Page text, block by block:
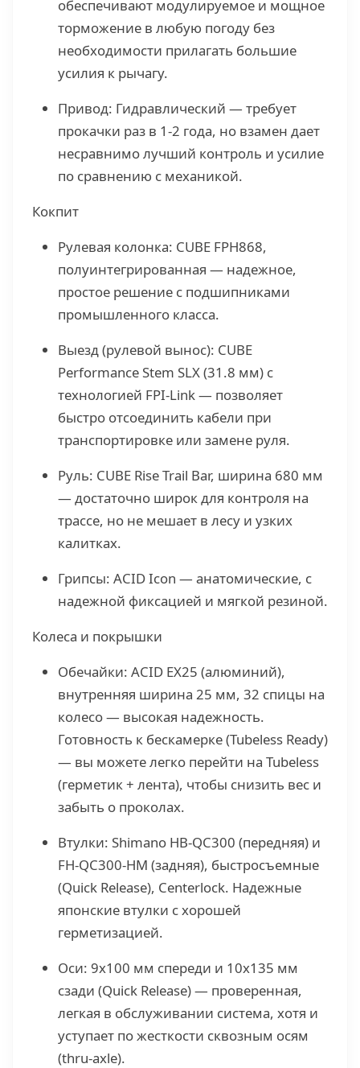
обеспечивают модулируемое и мощное
торможение в любую погоду без
необходимости прилагать большие
усилия к рычагу.
Привод: Гидравлический — требует
прокачки раз в 1-2 года, но взамен дает
несравнимо лучший контроль и усилие
по сравнению с механикой.
Кокпит
Рулевая колонка: CUBE FPH868,
полуинтегрированная — надежное,
простое решение с подшипниками
промышленного класса.
Выезд (рулевой вынос): CUBE
Performance Stem SLX (31.8 мм) с
технологией FPI-Link — позволяет
быстро отсоединить кабели при
транспортировке или замене руля.
Руль: CUBE Rise Trail Bar, ширина 680 мм
— достаточно широк для контроля на
трассе, но не мешает в лесу и узких
калитках.
Грипсы: ACID Icon — анатомические, с
надежной фиксацией и мягкой резиной.
Колеса и покрышки
Обечайки: ACID EX25 (алюминий),
внутренняя ширина 25 мм, 32 спицы на
колесо — высокая надежность.
Готовность к бескамерке (Tubeless Ready)
— вы можете легко перейти на Tubeless
(герметик + лента), чтобы снизить вес и
забыть о проколах.
Втулки: Shimano HB-QC300 (передняя) и
FH-QC300-HM (задняя), быстросъемные
(Quick Release), Centerlock. Надежные
японские втулки с хорошей
герметизацией.
Оси: 9x100 мм спереди и 10x135 мм
сзади (Quick Release) — проверенная,
легкая в обслуживании система, хотя и
уступает по жесткости сквозным осям
(thru-axle).